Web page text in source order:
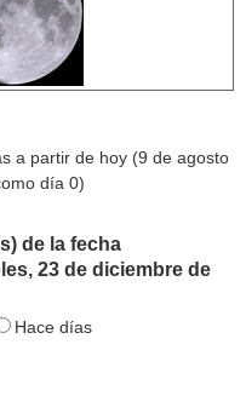
a partir de hoy (9 de agosto
día 0)
de la fecha
23 de diciembre de
Hace días